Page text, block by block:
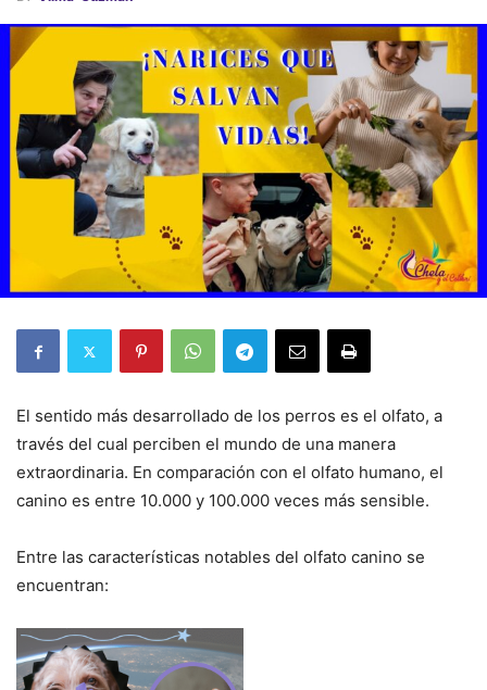
El sentido más desarrollado de los perros es el olfato, a
través del cual perciben el mundo de una manera
extraordinaria. En comparación con el olfato humano, el
canino es entre 10.000 y 100.000 veces más sensible.
Entre las características notables del olfato canino se
encuentran: